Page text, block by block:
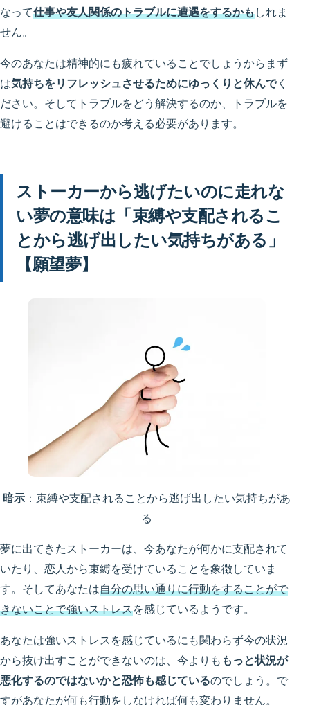
なって仕事や友人関係のトラブルに遭遇をするかもしれま
せん。
今のあなたは精神的にも疲れていることでしょうからまず
は気持ちをリフレッシュさせるためにゆっくりと休んでく
ださい。そしてトラブルをどう解決するのか、トラブルを
避けることはできるのか考える必要があります。
ストーカーから逃げたいのに走れな
い夢の意味は「束縛や支配されるこ
とから逃げ出したい気持ちがある」
【願望夢】
暗示 ：束縛や支配されることから逃げ出したい気持ちがあ
る
夢に出てきたストーカーは、今あなたが何かに支配されて
いたり、恋人から束縛を受けていることを象徴していま
す。そしてあなたは自分の思い通りに行動をすることがで
きないことで強いストレスを感じているようです。
あなたは強いストレスを感じているにも関わらず今の状況
から抜け出すことができないのは、今よりも もっと状況が
悪化するのではないかと恐怖も感じているのでしょう。で
すがあなたが何も行動をしなければ何も変わりません。